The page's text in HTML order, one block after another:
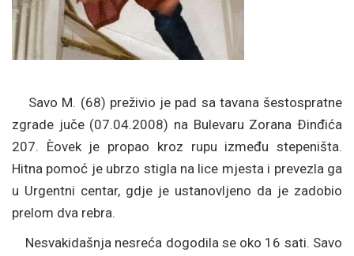
Savo M. (68) preživio je pad sa tavana šestospratne
zgrade juče (07.04.2008) na Bulevaru Zorana Ðinđića
207. Èovek je propao kroz rupu između stepeništa.
Hitna pomoć je ubrzo stigla na lice mjesta i prevezla ga
u Urgentni centar, gdje je ustanovljeno da je zadobio
prelom dva rebra.
Nesvakidašnja nesreća dogodila se oko 16 sati. Savo